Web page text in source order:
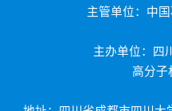
主管单位：中
主办单位：四
高分子材
实